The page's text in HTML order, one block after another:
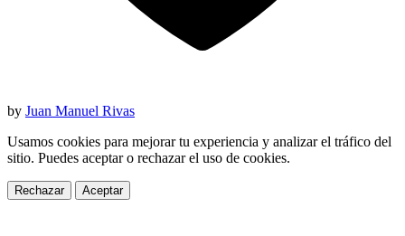
by Juan Manuel Rivas
Usamos cookies para mejorar tu experiencia y analizar el tráfico del
sitio. Puedes aceptar o rechazar el uso de cookies.
Rechazar Aceptar